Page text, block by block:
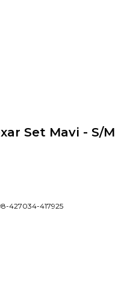
Set Mavi - S/M
427034-417925